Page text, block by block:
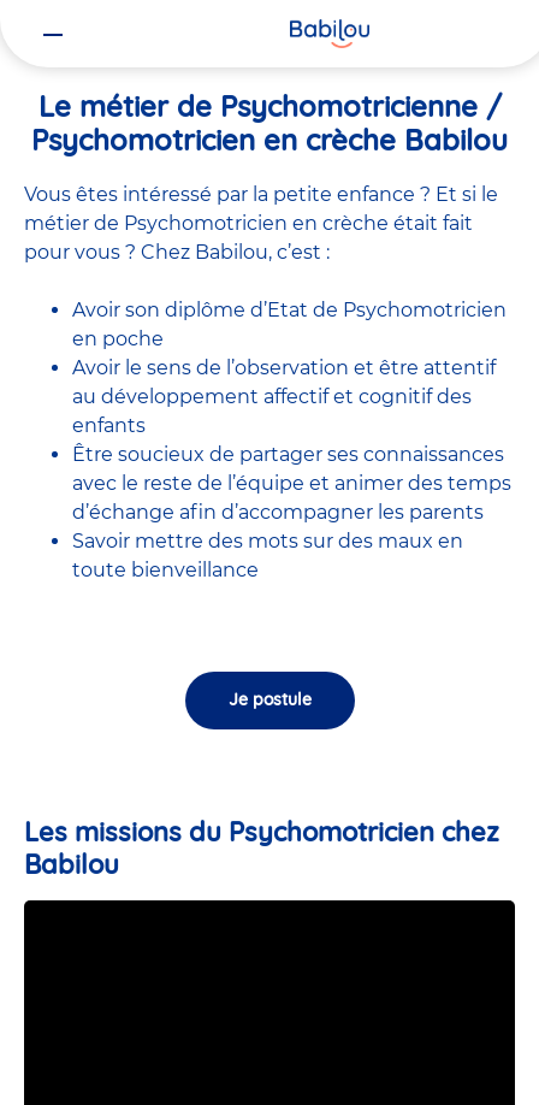
Le métier de Psychomotricienne /
Psychomotricien en crèche Babilou
Vous êtes intéressé par la petite enfance ? Et si le
métier de Psychomotricien en crèche était fait
pour vous ? Chez Babilou, c’est :
Avoir son diplôme d’Etat de Psychomotricien
en poche
Avoir le sens de l’observation et être attentif
au développement affectif et cognitif des
enfants
Être soucieux de partager ses connaissances
avec le reste de l’équipe et animer des temps
d’échange afin d’accompagner les parents
Savoir mettre des mots sur des maux en
toute bienveillance
Je postule
Les missions du Psychomotricien chez
Babilou